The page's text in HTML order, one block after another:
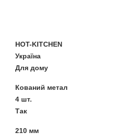
HOT-KITCHEN
Україна
Для дому
Кований метал
4 шт.
Так
210 мм